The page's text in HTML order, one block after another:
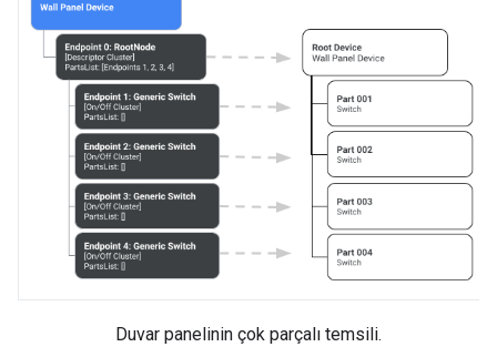
Duvar panelinin çok parçalı temsili.